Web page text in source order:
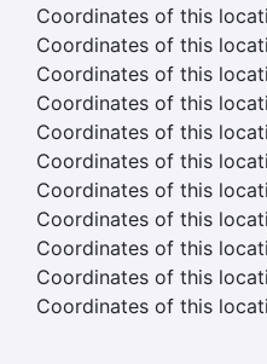
Coordinates of this
Coordinates of this
Coordinates of this
Coordinates of this
Coordinates of this
Coordinates of this
Coordinates of this
Coordinates of this
Coordinates of this
Coordinates of this
Coordinates of this